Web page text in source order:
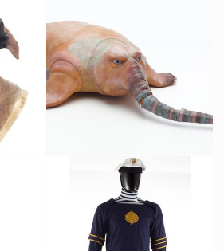
Maquette originale du train à ascension verticale
Vu à l'écran
Prototype original en latex de Picasso, l'animal de compagnie de Zorg